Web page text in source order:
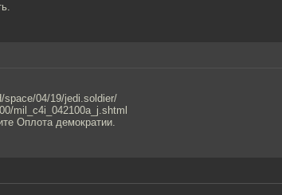
space/04/19/jedi.soldier/
mil_c4i_042100a_j.shtml
Оплота демократии.